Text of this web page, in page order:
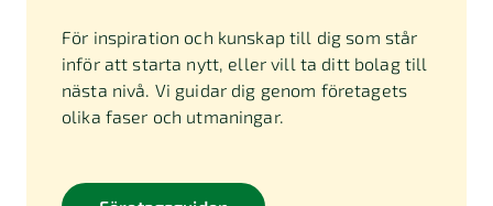
För inspiration och kunskap till dig som står
inför att starta nytt, eller vill ta ditt bolag till
nästa nivå. Vi guidar dig genom företagets
olika faser och utmaningar.